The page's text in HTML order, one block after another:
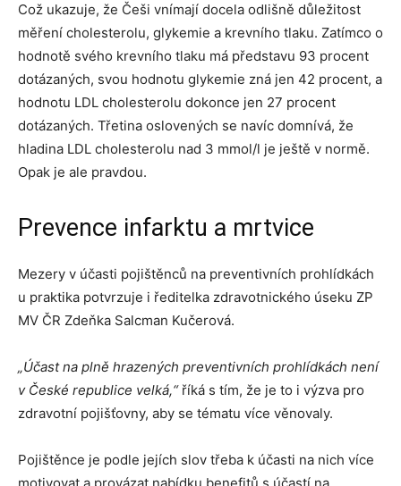
Což ukazuje, že Češi vnímají docela odlišně důležitost
měření cholesterolu, glykemie a krevního tlaku. Zatímco o
hodnotě svého krevního tlaku má představu 93 procent
dotázaných, svou hodnotu glykemie zná jen 42 procent, a
hodnotu LDL cholesterolu dokonce jen 27 procent
dotázaných. Třetina oslovených se navíc domnívá, že
hladina LDL cholesterolu nad 3 mmol/l je ještě v normě.
Opak je ale pravdou.
Prevence infarktu a mrtvice
Mezery v účasti pojištěnců na preventivních prohlídkách
u praktika potvrzuje i ředitelka zdravotnického úseku ZP
MV ČR Zdeňka Salcman Kučerová.
„Účast na plně hrazených preventivních prohlídkách není
v České republice velká,“říká s tím, že je to i výzva pro
zdravotní pojišťovny, aby se tématu více věnovaly.
Pojištěnce je podle jejích slov třeba k účasti na nich více